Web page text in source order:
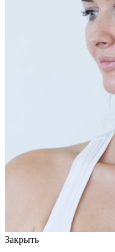
Закрыть